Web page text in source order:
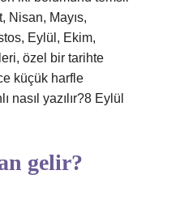
Nisan, Mayıs,
Eylül, Ekim,
özel bir tarihte
küçük harfle
nasıl yazılır?8 Eylül
gelir?